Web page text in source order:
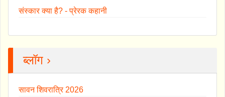
संस्कार क्या है? - प्रेरक कहानी
ब्लॉग ›
सावन शिवरात्रि 2026